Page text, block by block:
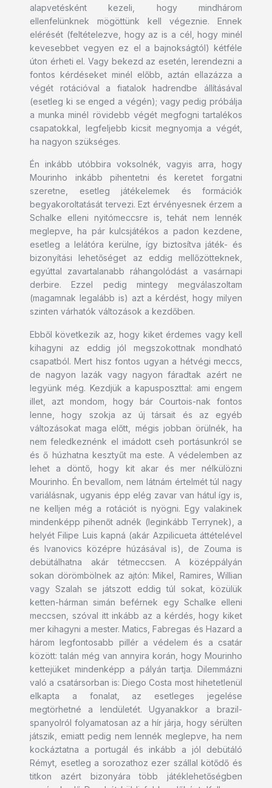
alapvetésként kezeli, hogy mindhárom
ellenfelünknek mögöttünk kell végeznie. Ennek
elérését (feltételezve, hogy az is a cél, hogy minél
kevesebbet vegyen ez el a bajnokságtól) kétféle
úton érheti el. Vagy bekezd az esetén, lerendezni a
fontos kérdéseket minél előbb, aztán ellazázza a
végét rotációval a fiatalok hadrendbe állításával
(esetleg ki se enged a végén); vagy pedig próbálja
a munka minél rövidebb végét megfogni tartalékos
csapatokkal, legfeljebb kicsit megnyomja a végét,
ha nagyon szükséges.
Én inkább utóbbira voksolnék, vagyis arra, hogy
Mourinho inkább pihentetni és keretet forgatni
szeretne, esetleg játékelemek és formációk
begyakoroltatását tervezi. Ezt érvényesnek érzem a
Schalke elleni nyitómeccsre is, tehát nem lennék
meglepve, ha pár kulcsjátékos a padon kezdene,
esetleg a lelátóra kerülne, így biztosítva játék- és
bizonyítási lehetőséget az eddig mellőzötteknek,
egyúttal zavartalanabb ráhangolódást a vasárnapi
derbire. Ezzel pedig mintegy megválaszoltam
(magamnak legalább is) azt a kérdést, hogy milyen
szinten várhatók változások a kezdőben.
Ebből következik az, hogy kiket érdemes vagy kell
kihagyni az eddig jól megszokottnak mondható
csapatból. Mert hisz fontos ugyan a hétvégi meccs,
de nagyon lazák vagy nagyon fáradtak azért ne
legyünk még. Kezdjük a kapusposzttal: ami engem
illet, azt mondom, hogy bár Courtois-nak fontos
lenne, hogy szokja az új társait és az egyéb
változásokat maga előtt, mégis jobban örülnék, ha
nem feledkeznénk el imádott cseh portásunkról se
és ő húzhatna kesztyűt ma este. A védelemben az
lehet a döntő, hogy kit akar és mer nélkülözni
Mourinho. Én bevallom, nem látnám értelmét túl nagy
variálásnak, ugyanis épp elég zavar van hátul így is,
ne kelljen még a rotációt is nyögni. Egy valakinek
mindenképp pihenőt adnék (leginkább Terrynek), a
helyét Filipe Luis kapná (akár Azpilicueta áttételével
és Ivanovics középre húzásával is), de Zouma is
debütálhatna akár tétmeccsen. A középpályán
sokan dörömbölnek az ajtón: Mikel, Ramires, Willian
vagy Szalah se játszott eddig túl sokat, közülük
ketten-hárman simán beférnek egy Schalke elleni
meccsen, szóval itt inkább az a kérdés, hogy kiket
mer kihagyni a mester. Matics, Fabregas és Hazard a
három legfontosabb pillér a védelem és a csatár
között: talán még van annyira korán, hogy Mourinho
kettejüket mindenképp a pályán tartja. Dilemmázni
való a csatársorban is: Diego Costa most hihetetlenül
elkapta a fonalat, az esetleges jegelése
megtörhetné a lendületét. Ugyanakkor a brazil-
spanyolról folyamatosan az a hír járja, hogy sérülten
játszik, emiatt pedig nem lennék meglepve, ha nem
kockáztatna a portugál és inkább a jól debütáló
Rémyt, esetleg a sorozathoz ezer szállal kötődő és
titkon azért bizonyára több játéklehetőségben